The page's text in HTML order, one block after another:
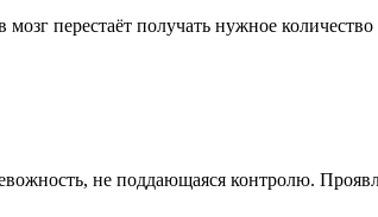
перестаёт получать нужное
не поддающаяся контролю.